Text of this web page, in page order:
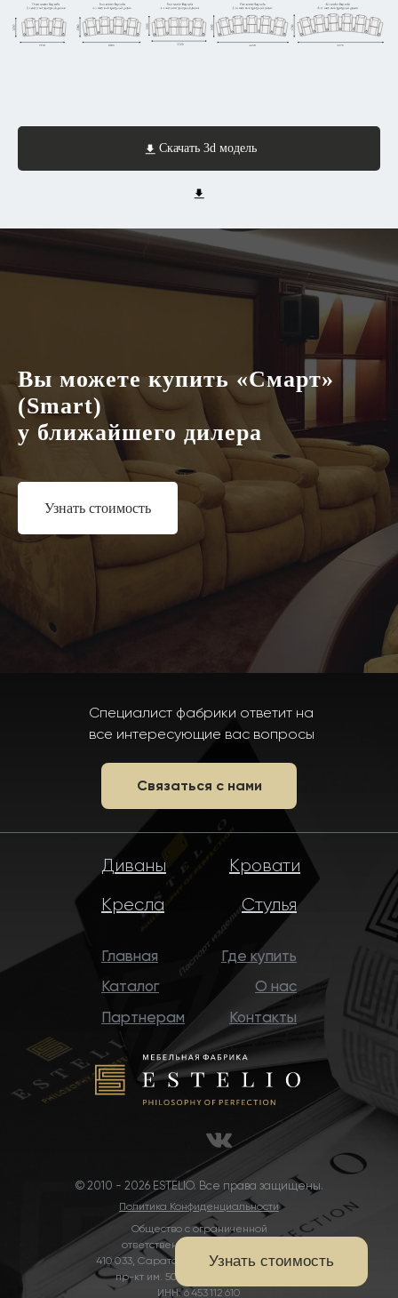
Скачать 3d модель
Вы можете купить «Смарт»
(Smart)
у ближайшего дилера
Узнать стоимость
© 2010 - 2026 ESTELIO. Все права защищены.
Специалист фабрики ответит на
все интересующие вас вопросы
Связаться с нами
Общество с ограниченной
ответственностью «ИСТЕЛИО»
410 033, Саратовская область, Саратов,
пр-кт им. 50 лет Октября, д. 101 В
ИНН: 6 453 112 610
Политика Конфиденциальности
Диваны
Кресла
Кровати
Стулья
Каталог
О нас
Партнерам
Где купить
Контакты
Главная